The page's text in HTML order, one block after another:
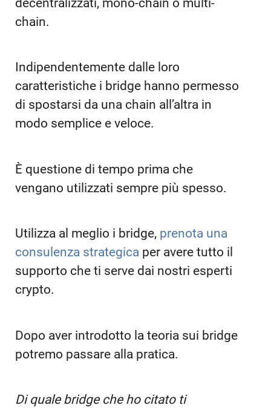
decentralizzati, mono-chain o multi-
chain.
Indipendentemente dalle loro
caratteristiche i bridge hanno permesso
di spostarsi da una chain all’altra in
modo semplice e veloce.
È questione di tempo prima che
vengano utilizzati sempre più spesso.
Utilizza al meglio i bridge, prenota una
consulenza strategica per avere tutto il
supporto che ti serve dai nostri esperti
crypto.
Dopo aver introdotto la teoria sui bridge
potremo passare alla pratica.
Di quale bridge che ho citato ti